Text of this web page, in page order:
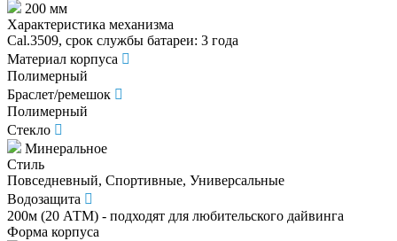
200 мм
Характеристика механизма
Cal.3509, срок службы батареи: 3 года
Материал корпуса
Полимерный
Браслет/ремешок
Полимерный
Стекло
Минеральное
Стиль
Повседневный, Спортивные, Универсальные
Водозащита
200м (20 АТМ) - подходят для любительского дайвинга
Форма корпуса